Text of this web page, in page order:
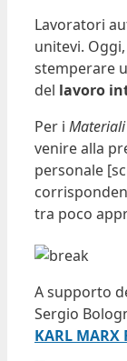
Lavoratori
unitevi.
stemperare
del lavoro
Per i
venire alla
personale
tra poco
A supporto
Sergio
KARL MARX